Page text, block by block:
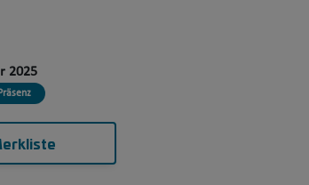
2025
Präsenz